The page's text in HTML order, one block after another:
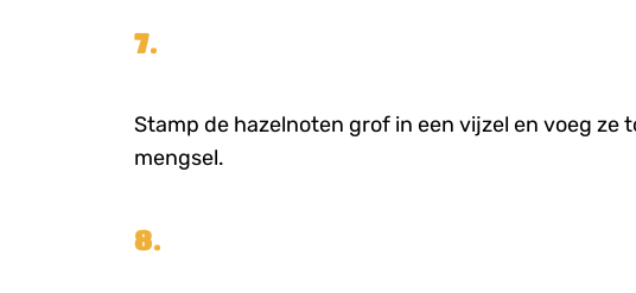
7.
Stamp de hazelnoten grof in een vijzel en voeg ze
mengsel.
8.